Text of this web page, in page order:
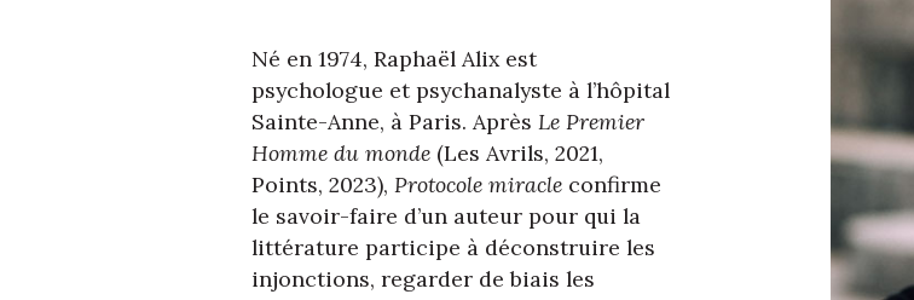
Né en 1974, Raphaël Alix est
psychologue et psychanalyste à l’hôpital
Sainte-Anne, à Paris. AprèsLe Premier
Homme du monde (Les Avrils, 2021,
Points, 2023),Protocole miracle confirme
le savoir-faire d’un auteur pour qui la
littérature participe à déconstruire les
injonctions, regarder de biais les